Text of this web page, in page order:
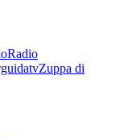
Radio
Zuppa di